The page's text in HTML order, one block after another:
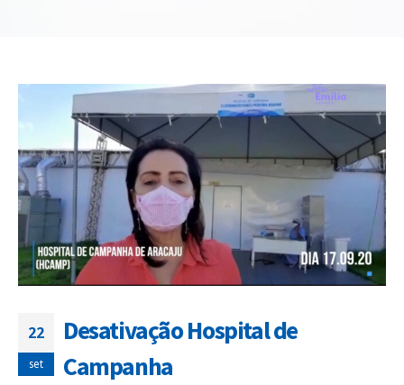
22
set
Desativação Hospital de
Campanha